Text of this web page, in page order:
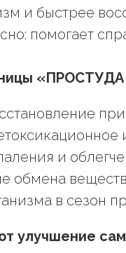
и быстрее
помогает
«ПРОСТУДА
и
обмена
в сезон
улучшение